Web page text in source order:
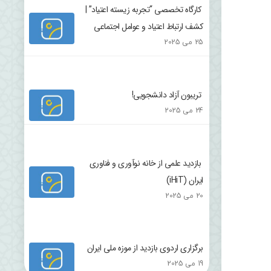
کارگاه تخصصی “تجربه زیسته اعتیاد” |
کشف ارتباط اعتیاد و عوامل اجتماعی
25 می 2025
تریبون آزاد دانشجویی!
24 می 2025
بازدید علمی از خانه نوآوری و فناوری
ایران (iHiT)
20 می 2025
برگزاری اردوی بازدید از موزه ملی ایران
19 می 2025